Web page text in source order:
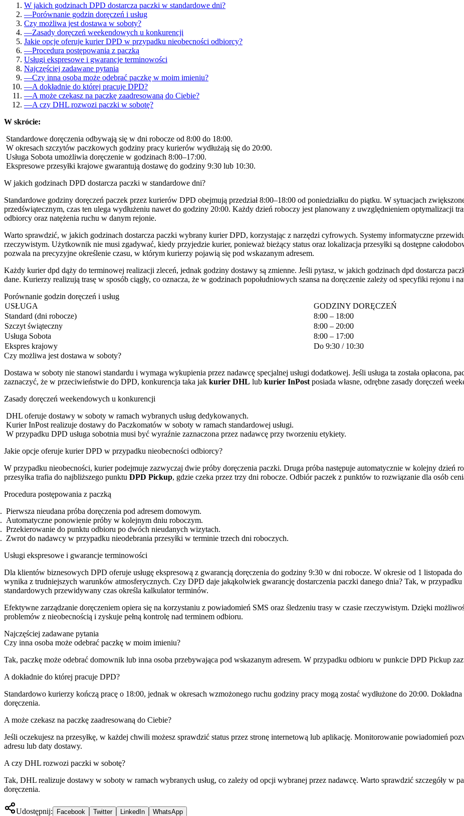
W jakich godzinach DPD dostarcza paczki w standardowe dni?
—Porównanie godzin doręczeń i usług
Czy możliwa jest dostawa w soboty?
—Zasady doręczeń weekendowych u konkurencji
Jakie opcje oferuje kurier DPD w przypadku nieobecności odbiorcy?
—Procedura postępowania z paczką
Usługi ekspresowe i gwarancje terminowości
Najczęściej zadawane pytania
—Czy inna osoba może odebrać paczkę w moim imieniu?
—A dokładnie do której pracuje DPD?
—A może czekasz na paczkę zaadresowaną do Ciebie?
—A czy DHL rozwozi paczki w sobotę?
W skrócie:
Standardowe doręczenia odbywają się w dni robocze od 8:00 do 18:00.
W okresach szczytów paczkowych godziny pracy kurierów wydłużają się do 20:00.
Usługa Sobota umożliwia doręczenie w godzinach 8:00–17:00.
Ekspresowe przesyłki krajowe gwarantują dostawę do godziny 9:30 lub 10:30.
W jakich godzinach DPD dostarcza paczki w standardowe dni?
Standardowe godziny doręczeń paczek przez kurierów DPD obejmują przedział 8:00–18:00 od poniedziałku do piątku. W sytuacjach
przedświątecznym, czas ten ulega wydłużeniu nawet do godziny 20:00. Każdy dzień roboczy jest planowany z uwzględnieniem optymalizacji
odbiorcy oraz natężenia ruchu w danym rejonie.
Warto sprawdzić, w jakich godzinach dostarcza paczki wybrany kurier DPD, korzystając z narzędzi cyfrowych. Systemy informatyczne
rzeczywistym. Użytkownik nie musi zgadywać, kiedy przyjedzie kurier, ponieważ bieżący status oraz lokalizacja przesyłki są dostępne
pozwala na precyzyjne określenie czasu, w którym kurierzy pojawią się pod wskazanym adresem.
Każdy kurier dpd dąży do terminowej realizacji zleceń, jednak godziny dostawy są zmienne. Jeśli pytasz, w jakich godzinach dpd dostarcza
dane. Kurierzy realizują trasę w sposób ciągły, co oznacza, że w godzinach popołudniowych szansa na doręczenie zależy od specyfiki rejonu i
Porównanie godzin doręczeń i usług
USŁUGA
GODZINY DORĘCZEŃ
Standard (dni robocze)
8:00 – 18:00
Szczyt świąteczny
8:00 – 20:00
Usługa Sobota
8:00 – 17:00
Ekspres krajowy
Do 9:30 / 10:30
Czy możliwa jest dostawa w soboty?
Dostawa w soboty nie stanowi standardu i wymaga wykupienia przez nadawcę specjalnej usługi dodatkowej. Jeśli usługa ta została opłacona,
zaznaczyć, że w przeciwieństwie do DPD, konkurencja taka jak kurier DHL lub kurier InPost posiada własne, odrębne zasady doręczeń
Zasady doręczeń weekendowych u konkurencji
DHL oferuje dostawy w soboty w ramach wybranych usług dedykowanych.
Kurier InPost realizuje dostawy do Paczkomatów w soboty w ramach standardowej usługi.
W przypadku DPD usługa sobotnia musi być wyraźnie zaznaczona przez nadawcę przy tworzeniu etykiety.
Jakie opcje oferuje kurier DPD w przypadku nieobecności odbiorcy?
W przypadku nieobecności, kurier podejmuje zazwyczaj dwie próby doręczenia paczki. Druga próba następuje automatycznie w kolejny dzień
przesyłka trafia do najbliższego punktu DPD Pickup, gdzie czeka przez trzy dni robocze. Odbiór paczek z punktów to rozwiązanie dla osób
Procedura postępowania z paczką
Pierwsza nieudana próba doręczenia pod adresem domowym.
Automatyczne ponowienie próby w kolejnym dniu roboczym.
Przekierowanie do punktu odbioru po dwóch nieudanych wizytach.
Zwrot do nadawcy w przypadku nieodebrania przesyłki w terminie trzech dni roboczych.
Usługi ekspresowe i gwarancje terminowości
Dla klientów biznesowych DPD oferuje usługę ekspresową z gwarancją doręczenia do godziny 9:30 w dni robocze. W okresie od 1 listopada
wynika z trudniejszych warunków atmosferycznych. Czy DPD daje jakąkolwiek gwarancję dostarczenia paczki danego dnia? Tak, w przypadku
standardowych przewidywany czas określa kalkulator terminów.
Efektywne zarządzanie doręczeniem opiera się na korzystaniu z powiadomień SMS oraz śledzeniu trasy w czasie rzeczywistym. Dzięki
problemów z nieobecnością i zyskuje pełną kontrolę nad terminem odbioru.
Najczęściej zadawane pytania
Czy inna osoba może odebrać paczkę w moim imieniu?
Tak, paczkę może odebrać domownik lub inna osoba przebywająca pod wskazanym adresem. W przypadku odbioru w punkcie DPD Pickup
A dokładnie do której pracuje DPD?
Standardowo kurierzy kończą pracę o 18:00, jednak w okresach wzmożonego ruchu godziny pracy mogą zostać wydłużone do 20:00.
doręczenia.
A może czekasz na paczkę zaadresowaną do Ciebie?
Jeśli oczekujesz na przesyłkę, w każdej chwili możesz sprawdzić status przez stronę internetową lub aplikację. Monitorowanie powiadomień
adresu lub daty dostawy.
A czy DHL rozwozi paczki w sobotę?
Tak, DHL realizuje dostawy w soboty w ramach wybranych usług, co zależy od opcji wybranej przez nadawcę. Warto sprawdzić szczegóły w
doręczenia.
Udostępnij: Facebook Twitter LinkedIn WhatsApp